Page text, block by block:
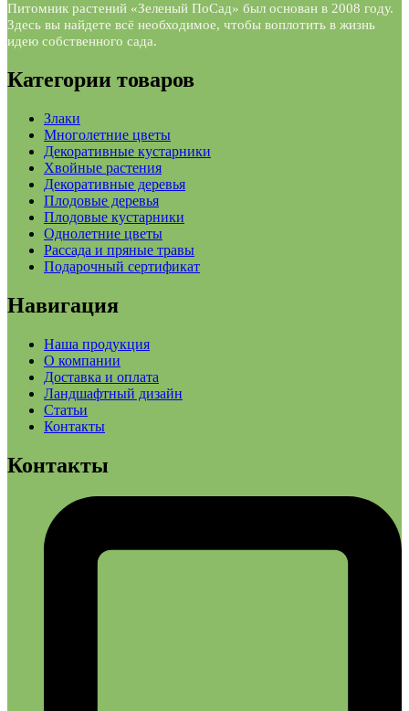
Питомник растений «Зеленый ПоСад» был основан в 2008 году.
Здесь вы найдете всё необходимое, чтобы воплотить в жизнь
идею собственного сада.
Категории товаров
Злаки
Многолетние цветы
Декоративные кустарники
Хвойные растения
Декоративные деревья
Плодовые деревья
Плодовые кустарники
Однолетние цветы
Рассада и пряные травы
Подарочный сертификат
Навигация
Наша продукция
О компании
Доставка и оплата
Ландшафтный дизайн
Статьи
Контакты
Контакты